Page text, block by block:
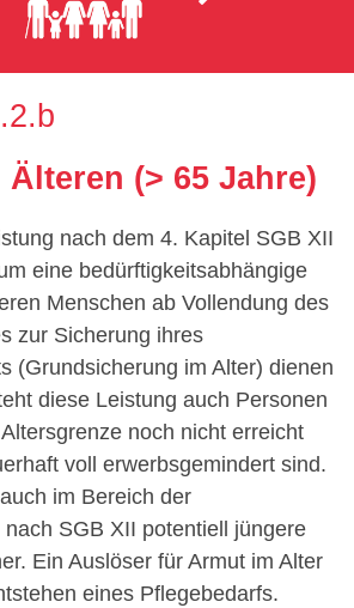
(> 65 Jahre)
nach dem 4. Kapitel SGB XII
eine bedürftigkeitsabhängige
Menschen ab Vollendung des
zur Sicherung ihres
(Grundsicherung im Alter) dienen
diese Leistung auch Personen
noch nicht erreicht
voll erwerbsgemindert sind.
im Bereich der
SGB XII potentiell jüngere
Ein Auslöser für Armut im Alter
eines Pflegebedarfs.